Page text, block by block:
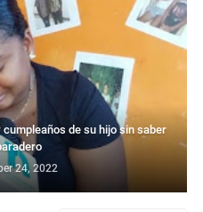
de su hijo sin saber
24, 2022